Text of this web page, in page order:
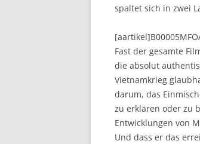
spaltet sich in zwei
Fast der gesamte
die absolut
Vietnamkrieg
darum, das
zu erklären oder zu
Entwicklungen von
Und dass er das